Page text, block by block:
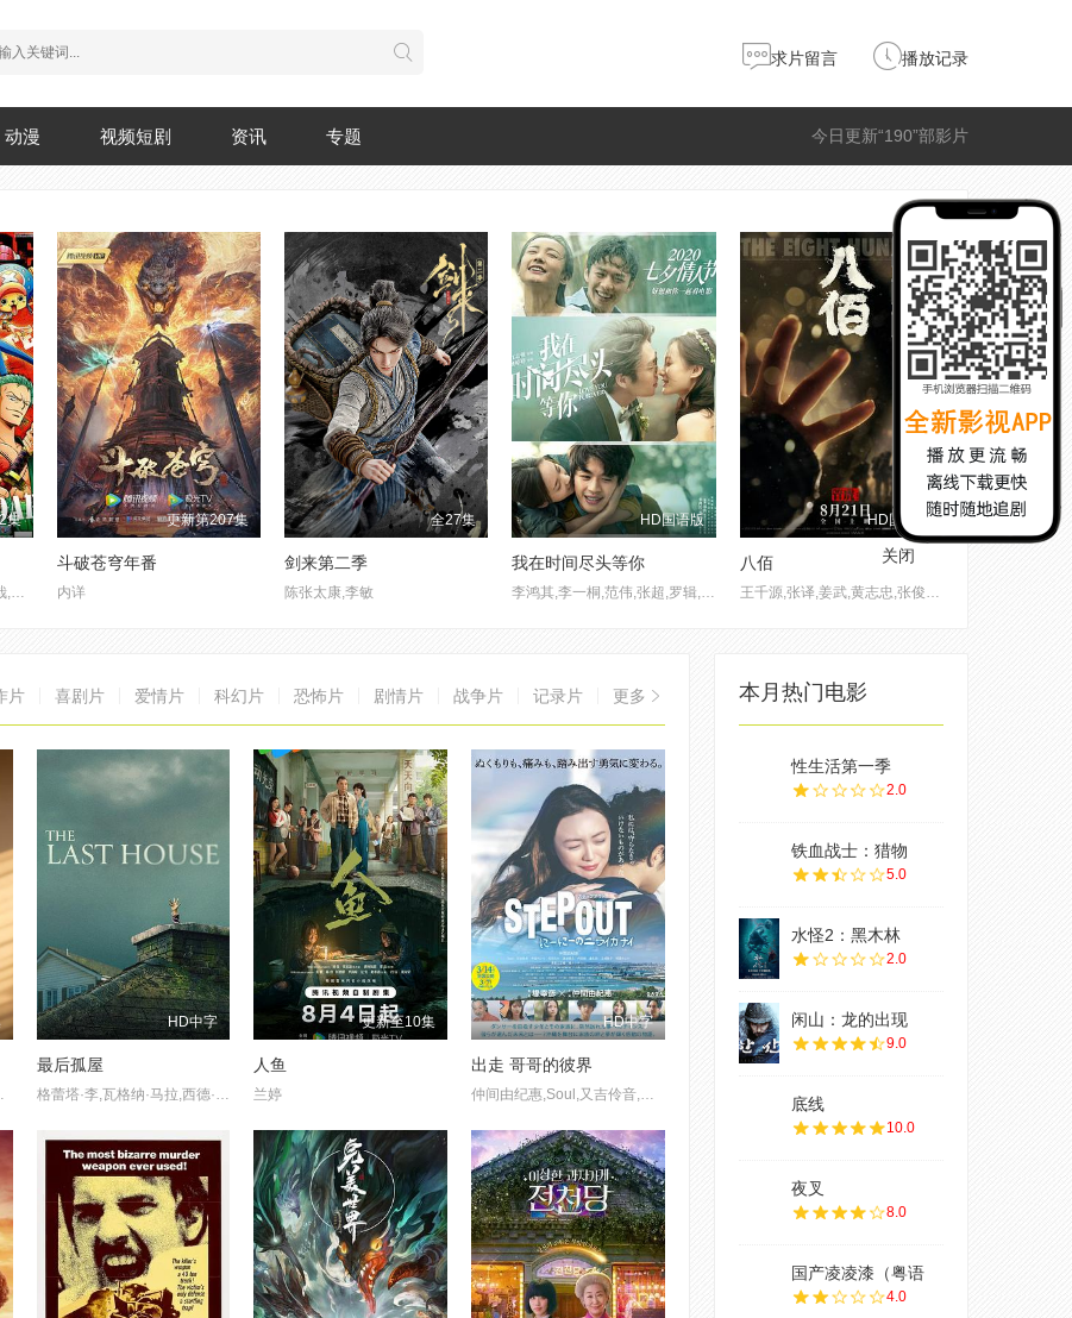
求片留言 播放记录
今日更新“190”部影片
动漫 视频短剧 资讯 专题
集
田中真弓,冈村明美,中井和哉,平田广明
更新第207集
斗破苍穹年番
内详
全27集
剑来第二季
陈张太康,李敏
HD国语版
我在时间尽头等你
李鸿其,李一桐,范伟,张超,罗辑,郭欣禹
HD国语版
八佰
王千源,张译,姜武,黄志忠,张俊一,欧豪,杜淳,魏晨,张宥浩,唐艺昕,李九霄,李晨,梁静,侯勇,辛柏青,俞灏明,刘晓庆,姚晨,郑恺,余皑磊,黄晓明,徐嘉雯,张承,马精武,胡晓光,陆思宇,白恩,曹璐,刘云龙,杨嘉华,中泉英雄,高爽,郑伟,高冬平,黄米依,曹卫宇,宋洋,徐乐同,徐幸
更多
片 喜剧片 爱情片 科幻片 恐怖片 剧情片 战争片 记录片
周蓉倩
HD中字
最后孤屋
格蕾塔·李,瓦格纳·马拉,西德·爱德华兹,刘易斯·古迪,奥黛丽·安德森,南希·鲍德温,陶妮·丰塔纳,杰德·奥金,奥利弗·亨利·阿诺德,加百列·钟,费莉西蒂·鲍恩,Riley Chung,艾玛·霍,诺亚·亚历山大·索斯诺夫斯基
更新至10集
人鱼
兰婷
HD中字
出走 哥哥的彼界
仲间由纪惠,Soul,又吉伶音,伊波れいり,松田流花,津波竜斗,内田树,盧礼欧,玉城敦子,城间やよい,津嘉山正种,寺辻健一郎
本月热门电影
性生活第一季
2.0
铁血战士：猎物
5.0
水怪2：黑木林
2.0
闲山：龙的出现
9.0
底线
10.0
夜叉
8.0
国产凌凌漆（粤语
4.0
关闭